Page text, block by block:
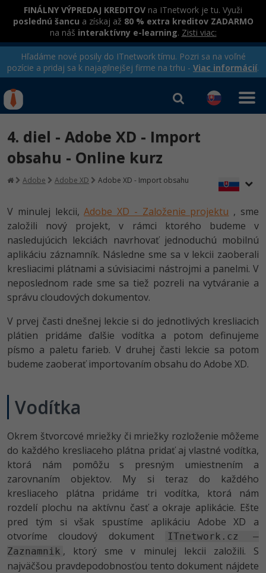
FINÁLNY VÝPREDAJ KREDITOV na ITnetwork je tu. Využi
poslednú šancu a získaj až 80 % extra kreditov ZADARMO
na náš interaktívny e-learning. Zisti viac:
Hľadáme nové posily do ITnetwork tímu. Pozri sa na voľné
pozície a pridaj sa k najagilnejšej firme na trhu - Viac informácií.
Rekvalifikačné kurzy
hradené úradom práce
Kurzy programovania
Java -80%
C# .NET -80%
Python
PHP -80%
C++ -80%
Céčko -80%
VB.NET
SQL
UML -80%
Algoritmy -41%
Kurzy e-commerce
Testovanie softvéru
Marketing -30%
WordPress
UX
Business
Google Dokumenty
Time management
Fórum
Linux a UNIX
Siete
Kurzy dizajnu
HTML/CSS -80%
Photoshop -80%
Adobe Illustrator
Adobe Lightroom -30%
Adobe XD -15%
Adobe InDesign
Blender -80%
Inkscape
Fotografovanie -80%
Video
Ostatné
Prihlásiť sa Registrovať
4. diel - Adobe XD - Import
obsahu - Online kurz
Adobe Adobe XD Adobe XD - Import obsahu
V minulej lekcii,Adobe XD - Založenie projektu , sme
založili nový projekt, v rámci ktorého budeme v
nasledujúcich lekciách navrhovať jednoduchú mobilnú
aplikáciu záznamník. Následne sme sa v lekcii zaoberali
kresliacimi plátnami a súvisiacimi nástrojmi a panelmi. V
neposlednom rade sme sa tiež pozreli na vytváranie a
správu cloudových dokumentov.
V prvej časti dnešnej lekcie si do jednotlivých kresliacich
plátien pridáme ďalšie vodítka a potom definujeme
písmo a paletu farieb. V druhej časti lekcie sa potom
budeme zaoberať importovaním obsahu do Adobe XD.
Vodítka
Okrem štvorcové mriežky či mriežky rozloženie môžeme
do každého kresliaceho plátna pridať aj vlastné vodítka,
ktorá nám pomôžu s presným umiestnením a
zarovnaním objektov. My si teraz do každého
kresliaceho plátna pridáme tri vodítka, ktorá nám
rozdelí plochu na aktívnu časť a okraje aplikácie. Ešte
pred tým si však spustíme aplikáciu Adobe XD a
otvoríme cloudový dokument
ITnetwork.cz –
Zaznamnik , ktorý sme v minulej lekcii založili. S
najväčšou pravdepodobnosťou tento dokument nájdete